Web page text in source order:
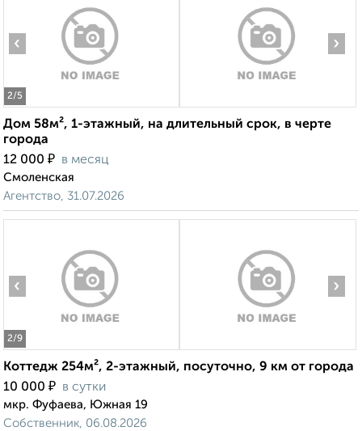
2/5
‹ ›
Дом 58м², 1-этажный, на длительный срок, в черте
города
12 000 ₽ в месяц
Смоленская
Агентство, 31.07.2026
2/9
‹ ›
Коттедж 254м², 2-этажный, посуточно, 9 км от города
10 000 ₽ в сутки
мкр. Фуфаева, Южная 19
Собственник, 06.08.2026